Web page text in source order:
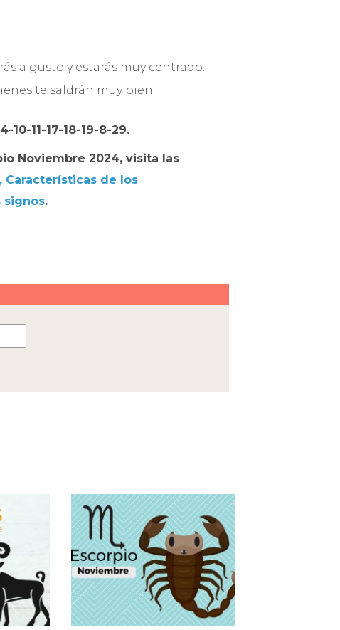
a gusto y estarás muy centrado.
te saldrán muy bien.
11-17-18-19-8-29.
Noviembre 2024, visita las
, Características de los
signos.